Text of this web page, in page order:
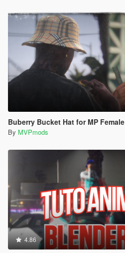
Buberry Bucket Hat for MP Female
By MVPmods
4.86